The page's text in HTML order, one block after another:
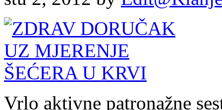
Vrlo aktivne patronažne